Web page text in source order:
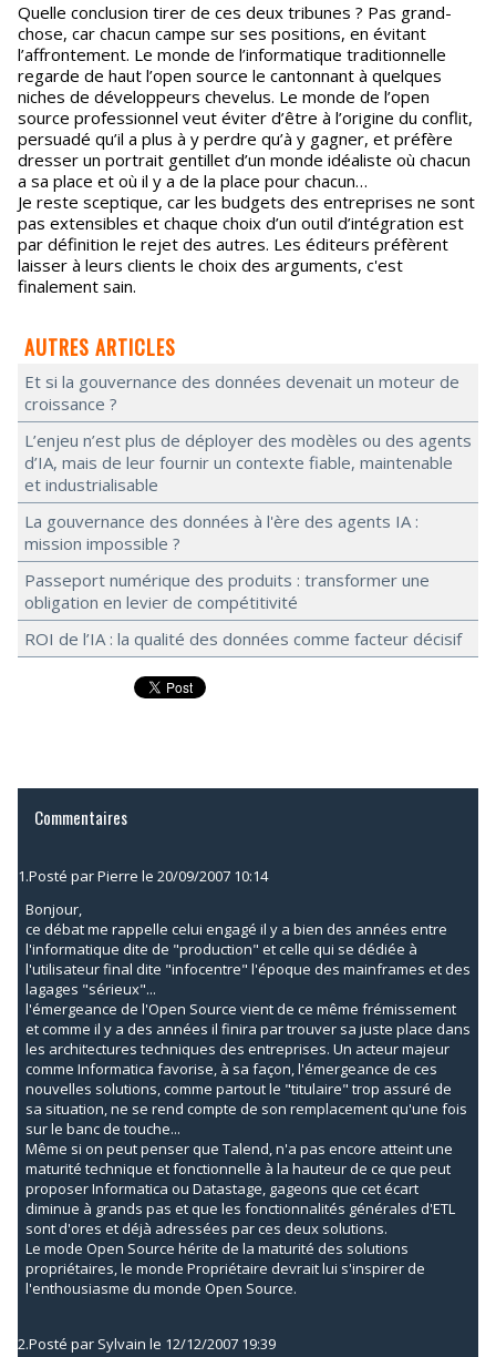
Quelle conclusion tirer de ces deux tribunes ? Pas grand-
chose, car chacun campe sur ses positions, en évitant
l’affrontement. Le monde de l’informatique traditionnelle
regarde de haut l’open source le cantonnant à quelques
niches de développeurs chevelus. Le monde de l’open
source professionnel veut éviter d’être à l’origine du conflit,
persuadé qu’il a plus à y perdre qu’à y gagner, et préfère
dresser un portrait gentillet d’un monde idéaliste où chacun
a sa place et où il y a de la place pour chacun…
Je reste sceptique, car les budgets des entreprises ne sont
pas extensibles et chaque choix d’un outil d’intégration est
par définition le rejet des autres. Les éditeurs préfèrent
laisser à leurs clients le choix des arguments, c'est
finalement sain.
AUTRES ARTICLES
Et si la gouvernance des données devenait un moteur de
croissance ?
L’enjeu n’est plus de déployer des modèles ou des agents
d’IA, mais de leur fournir un contexte fiable, maintenable
et industrialisable
La gouvernance des données à l'ère des agents IA :
mission impossible ?
Passeport numérique des produits : transformer une
obligation en levier de compétitivité
ROI de l’IA : la qualité des données comme facteur décisif
Commentaires
1.Posté parPierre le 20/09/2007 10:14
Bonjour,
ce débat me rappelle celui engagé il y a bien des années entre
l'informatique dite de "production" et celle qui se dédiée à
l'utilisateur final dite "infocentre" l'époque des mainframes et des
lagages "sérieux"...
l'émergeance de l'Open Source vient de ce même frémissement
et comme il y a des années il finira par trouver sa juste place dans
les architectures techniques des entreprises. Un acteur majeur
comme Informatica favorise, à sa façon, l'émergeance de ces
nouvelles solutions, comme partout le "titulaire" trop assuré de
sa situation, ne se rend compte de son remplacement qu'une fois
sur le banc de touche...
Même si on peut penser que Talend, n'a pas encore atteint une
maturité technique et fonctionnelle à la hauteur de ce que peut
proposer Informatica ou Datastage, gageons que cet écart
diminue à grands pas et que les fonctionnalités générales d'ETL
sont d'ores et déjà adressées par ces deux solutions.
Le mode Open Source hérite de la maturité des solutions
propriétaires, le monde Propriétaire devrait lui s'inspirer de
l'enthousiasme du monde Open Source.
2.Posté par Sylvain le 12/12/2007 19:39